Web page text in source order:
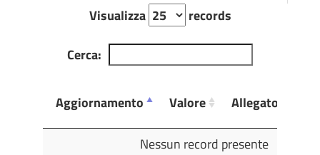
Visualizza
records
Cerca:
Aggiornamento Valore Allegato
Aggiornamento
Valore Allegato
Nessun record presente